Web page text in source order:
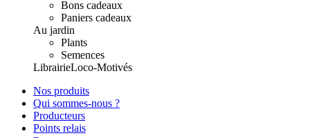
Bons cadeaux
Paniers cadeaux
Au jardin
Plants
Semences
LibrairieLoco-Motivés
Nos produits
Qui sommes-nous ?
Producteurs
Points relais